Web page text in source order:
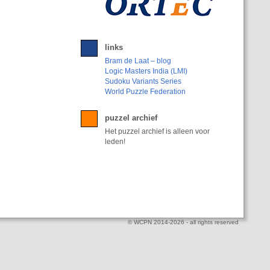
links
Bram de Laat – blog
Logic Masters India (LMI)
Sudoku Variants Series
World Puzzle Federation
puzzel archief
Het puzzel archief is alleen voor
leden!
© WCPN 2014-2026 - all rights reserved